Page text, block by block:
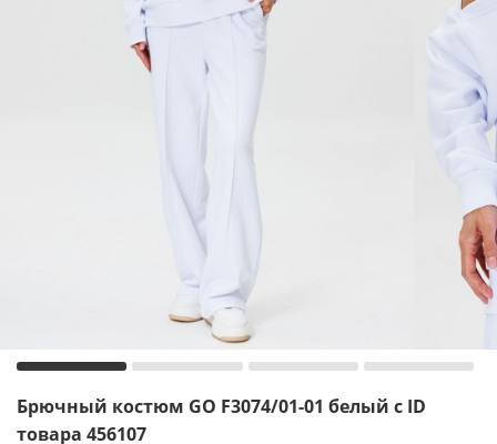
Брючный костюм GO F3074/01-01 белый с ID
товара 456107